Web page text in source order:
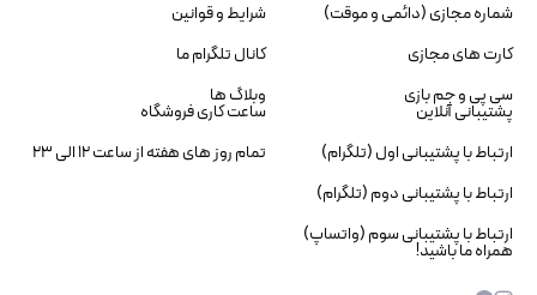
شماره مجازی (دائمی و موقت)
کارت های مجازی
سی پی و جم بازی
شرایط و قوانین
کانال تلگرام ما
وبلاگ ها
پشتیبانی آنلاین
ارتباط با پشتیبانی اول (تلگرام)
ارتباط با پشتیبانی دوم (تلگرام)
ارتباط با پشتیبانی سوم (واتساپ)
ساعت کاری فروشگاه
تمام روز های هفته از ساعت ۱۲ الی ۲۳
همراه ما باشید!